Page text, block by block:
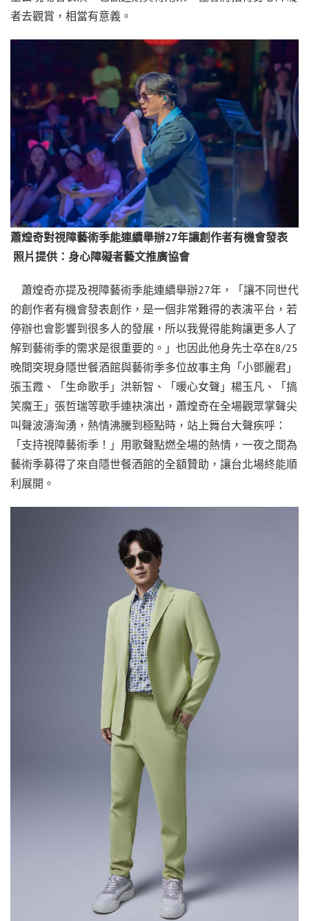
者去觀賞，相當有意義。
蕭煌奇對視障藝術季能連續舉辦27年讓創作者有機會發表
照片提供：身心障礙者藝文推廣協會
蕭煌奇亦提及視障藝術季能連續舉辦27年，「讓不同世代
的創作者有機會發表創作，是一個非常難得的表演平台，若
停辦也會影響到很多人的發展，所以我覺得能夠讓更多人了
解到藝術季的需求是很重要的。」也因此他身先士卒在8/25
晚間突現身隱世餐酒館與藝術季多位故事主角「小鄧麗君」
張玉霞、「生命歌手」洪新智、「暖心女聲」楊玉凡、「搞
笑魔王」張哲瑞等歌手連袂演出，蕭煌奇在全場觀眾掌聲尖
叫聲波濤洶湧，熱情沸騰到極點時，站上舞台大聲疾呼：
「支持視障藝術季！」用歌聲點燃全場的熱情，一夜之間為
藝術季募得了來自隱世餐酒館的全額贊助，讓台北場終能順
利展開。